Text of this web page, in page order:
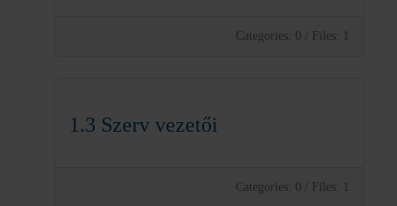
Categories: 0 / Files: 1
1.3 Szerv vezetői
Categories: 0 / Files: 1